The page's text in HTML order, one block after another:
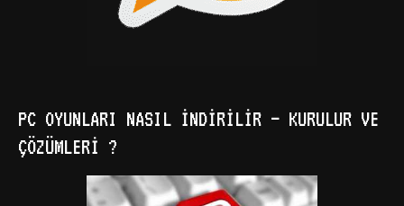
PC OYUNLARI NASIL İNDIRILIR – KURULUR VE
ÇÖZÜMLERI ?